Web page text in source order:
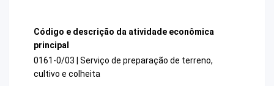
Código e descrição da atividade econômica
principal
0161-0/03 | Serviço de preparação de terreno,
cultivo e colheita